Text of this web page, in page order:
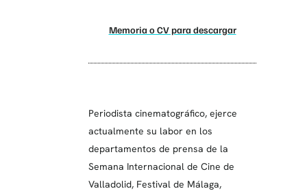
Memoria o CV para descargar
Periodista cinematográfico, ejerce
actualmente su labor en los
departamentos de prensa de la
Semana Internacional de Cine de
Valladolid, Festival de Málaga,